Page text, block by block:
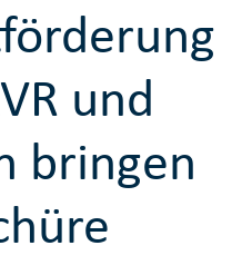
und
bringen